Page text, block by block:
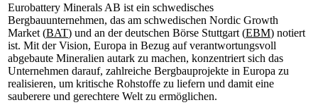
Eurobattery Minerals AB ist ein schwedisches
Bergbauunternehmen, das am schwedischen Nordic Growth
Market (BAT) und an der deutschen Börse Stuttgart (EBM) notiert
ist. Mit der Vision, Europa in Bezug auf verantwortungsvoll
abgebaute Mineralien autark zu machen, konzentriert sich das
Unternehmen darauf, zahlreiche Bergbauprojekte in Europa zu
realisieren, um kritische Rohstoffe zu liefern und damit eine
sauberere und gerechtere Welt zu ermöglichen.